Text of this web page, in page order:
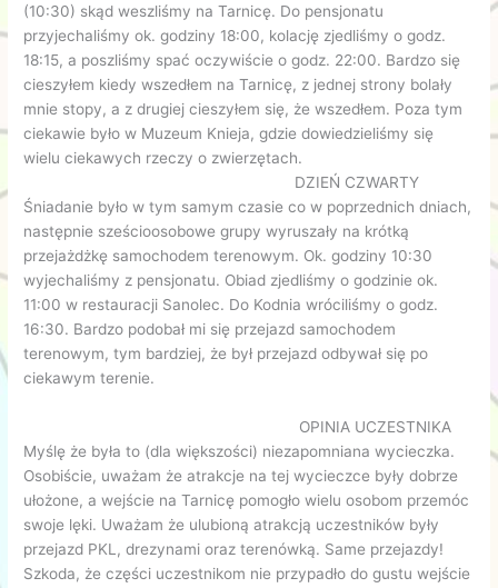
(10:30) skąd weszliśmy na Tarnicę. Do pensjonatu
przyjechaliśmy ok. godziny 18:00, kolację zjedliśmy o godz.
18:15, a poszliśmy spać oczywiście o godz. 22:00. Bardzo się
cieszyłem kiedy wszedłem na Tarnicę, z jednej strony bolały
mnie stopy, a z drugiej cieszyłem się, że wszedłem. Poza tym
ciekawie było w Muzeum Knieja, gdzie dowiedzieliśmy się
wielu ciekawych rzeczy o zwierzętach.
DZIEŃ CZWARTY
Śniadanie było w tym samym czasie co w poprzednich dniach,
następnie sześcioosobowe grupy wyruszały na krótką
przejażdżkę samochodem terenowym. Ok. godziny 10:30
wyjechaliśmy z pensjonatu. Obiad zjedliśmy o godzinie ok.
11:00 w restauracji Sanolec. Do Kodnia wróciliśmy o godz.
16:30. Bardzo podobał mi się przejazd samochodem
terenowym, tym bardziej, że był przejazd odbywał się po
ciekawym terenie.
OPINIA UCZESTNIKA
Myślę że była to (dla większości) niezapomniana wycieczka.
Osobiście, uważam że atrakcje na tej wycieczce były dobrze
ułożone, a wejście na Tarnicę pomogło wielu osobom przemóc
swoje lęki. Uważam że ulubioną atrakcją uczestników były
przejazd PKL, drezynami oraz terenówką. Same przejazdy!
Szkoda, że części uczestnikom nie przypadło do gustu wejście